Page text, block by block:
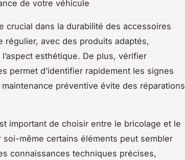
de votre véhicule
crucial dans la durabilité des accessoires
avec des produits adaptés,
esthétique. De plus, vérifier
permet d’identifier rapidement les signes
préventive évite des réparations
important de choisir entre le bricolage et le
même certains éléments peut sembler
connaissances techniques précises,